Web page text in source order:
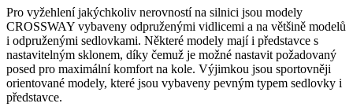
Pro vyžehlení jakýchkoliv nerovností na silnici jsou modely
CROSSWAY vybaveny odpruženými vidlicemi a na většině modelů
i odpruženými sedlovkami. Některé modely mají i představce s
nastavitelným sklonem, díky čemuž je možné nastavit požadovaný
posed pro maximální komfort na kole. Výjimkou jsou sportovněji
orientované modely, které jsou vybaveny pevným typem sedlovky i
představce.